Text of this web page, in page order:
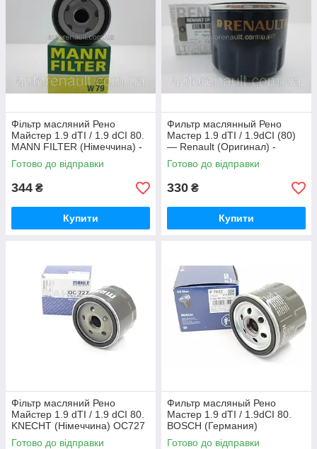
Фільтр масляний Рено
Майстер 1.9 dTI / 1.9 dCI 80.
MANN FILTER (Німеччина) -
W 79
Готово до відправки
344 ₴
Купити
Фильтр маслянный Рено
Мастер 1.9 dTI / 1.9dCI (80)
— Renault (Оригинал) -
8200768927
Готово до відправки
330 ₴
Купити
Фільтр масляний Рено
Майстер 1.9 dTI / 1.9 dCI 80.
KNECHT (Німеччина) OC727
Готово до відправки
Фильтр масляный Рено
Мастер 1.9 dTI / 1.9dCI 80.
BOSCH (Германия)
F026407022
Готово до відправки